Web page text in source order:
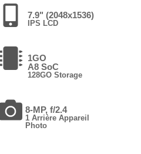
7.9" (2048x1536)
IPS LCD
1GO
A8 SoC
128GO Storage
8-MP, f/2.4
1 Arrière Appareil
Photo